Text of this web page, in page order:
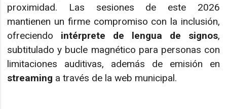
proximidad. Las sesiones de este 2026
mantienen un firme compromiso con la inclusión,
ofreciendo intérprete de lengua de signos,
subtitulado y bucle magnético para personas con
limitaciones auditivas, además de emisión en
streaming a través de la web municipal.